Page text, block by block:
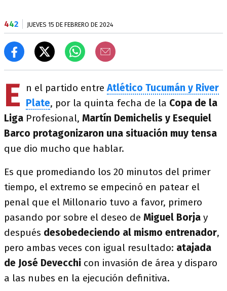
442 JUEVES 15 DE FEBRERO DE 2024
E n el partido entreAtlético Tucumán y River
Plate, por la quinta fecha de la Copa de la
Liga Profesional, Martín Demichelis y Esequiel
Barco protagonizaron una situación muy tensa
que dio mucho que hablar.
Es que promediando los 20 minutos del primer
tiempo, el extremo se empecinó en patear el
penal que el Millonario tuvo a favor, primero
pasando por sobre el deseo de Miguel Borja y
después desobedeciendo al mismo entrenador,
pero ambas veces con igual resultado: atajada
de José Devecchi con invasión de área y disparo
a las nubes en la ejecución definitiva.